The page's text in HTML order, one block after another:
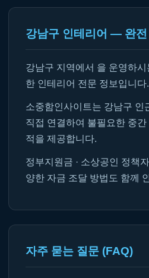
강남구 인테리어 — 완
강남구 지역에서 을 운영하
한 인테리어 전문 정보입니다.
소중함인사이트는 강남구 인
직접 연결하여 불필요한 중
적을 제공합니다.
정부지원금 · 소상공인 정책
양한 자금 조달 방법도 함께
자주 묻는 질문 (FAQ)